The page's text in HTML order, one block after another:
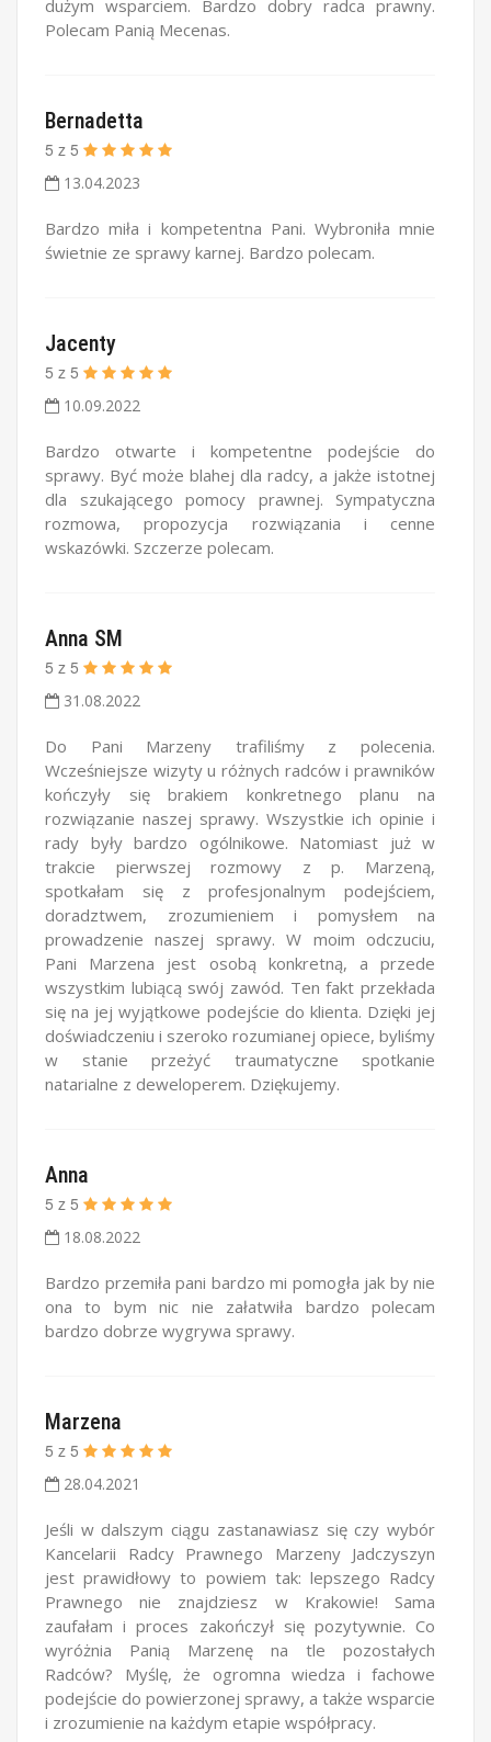
dużym wsparciem. Bardzo dobry radca prawny.
Polecam Panią Mecenas.
Bernadetta
5 z 5
13.04.2023
Bardzo miła i kompetentna Pani. Wybroniła mnie
świetnie ze sprawy karnej. Bardzo polecam.
Jacenty
5 z 5
10.09.2022
Bardzo otwarte i kompetentne podejście do
sprawy. Być może blahej dla radcy, a jakże istotnej
dla szukającego pomocy prawnej. Sympatyczna
rozmowa, propozycja rozwiązania i cenne
wskazówki. Szczerze polecam.
Anna SM
5 z 5
31.08.2022
Do Pani Marzeny trafiliśmy z polecenia.
Wcześniejsze wizyty u różnych radców i prawników
kończyły się brakiem konkretnego planu na
rozwiązanie naszej sprawy. Wszystkie ich opinie i
rady były bardzo ogólnikowe. Natomiast już w
trakcie pierwszej rozmowy z p. Marzeną,
spotkałam się z profesjonalnym podejściem,
doradztwem, zrozumieniem i pomysłem na
prowadzenie naszej sprawy. W moim odczuciu,
Pani Marzena jest osobą konkretną, a przede
wszystkim lubiącą swój zawód. Ten fakt przekłada
się na jej wyjątkowe podejście do klienta. Dzięki jej
doświadczeniu i szeroko rozumianej opiece, byliśmy
w stanie przeżyć traumatyczne spotkanie
natarialne z deweloperem. Dziękujemy.
Anna
5 z 5
18.08.2022
Bardzo przemiła pani bardzo mi pomogła jak by nie
ona to bym nic nie załatwiła bardzo polecam
bardzo dobrze wygrywa sprawy.
Marzena
5 z 5
28.04.2021
Jeśli w dalszym ciągu zastanawiasz się czy wybór
Kancelarii Radcy Prawnego Marzeny Jadczyszyn
jest prawidłowy to powiem tak: lepszego Radcy
Prawnego nie znajdziesz w Krakowie! Sama
zaufałam i proces zakończył się pozytywnie. Co
wyróżnia Panią Marzenę na tle pozostałych
Radców? Myślę, że ogromna wiedza i fachowe
podejście do powierzonej sprawy, a także wsparcie
i zrozumienie na każdym etapie współpracy.